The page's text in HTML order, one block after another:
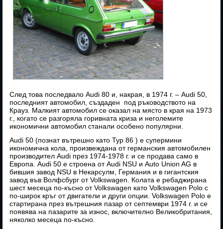
След това последвало Audi 80 и, накрая, в 1974 г. – Audi 50,
последният автомобил, създаден под ръководството на
Крауз. Малкият автомобил се оказал на място в края на 1973
г., когато се разгоряла горивната криза и неголемите
икономични автомобил станали особено популярни.
Audi 50 (познат вътрешно като Typ 86 ) е супермини
икономична кола, произвеждана от германския автомобилен
производител Audi през 1974-1978 г. и се продава само в
Европа. Audi 50 е строена от Audi NSU и Auto Union AG в
бившия завод NSU в Некарсулм, Германия и в гигантския
завод във Волфсбург от Volkswagen. Колата е ребаджирана
шест месеца по-късно от Volkswagen като Volkswagen Polo с
по-широк кръг от двигатели и други опции. Volkswagen Polo е
стартирана през вътрешния пазар от септември 1974 г. и се
появява на пазарите за износ, включително Великобритания,
няколко месеца по-късно.